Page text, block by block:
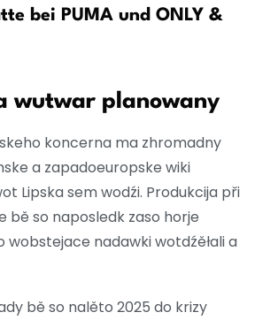
bei PUMA und ONLY &
wutwar planowany
koncerna ma zhromadny
a zapadoeuropske wiki
Lipska sem wodźi. Produkcija při
bě so naposledk zaso horje
wobstejace nadawki wotdźěłali a
bě so nalěto 2025 do krizy